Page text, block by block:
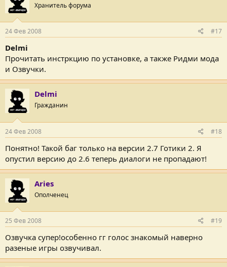
Хранитель форума
24 Фев 2008 #17
Delmi
Прочитать инстркцию по установке, а также Ридми мода
и Озвучки.
Delmi
Гражданин
24 Фев 2008 #18
Понятно! Такой баг только на версии 2.7 Готики 2. Я
опустил версию до 2.6 теперь диалоги не пропадают!
Aries
Ополченец
25 Фев 2008 #19
Озвучка супер!особенно гг голос знакомый наверно
разеные игры озвучивал.